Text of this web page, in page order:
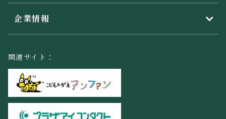
企業情報
関連サイト：